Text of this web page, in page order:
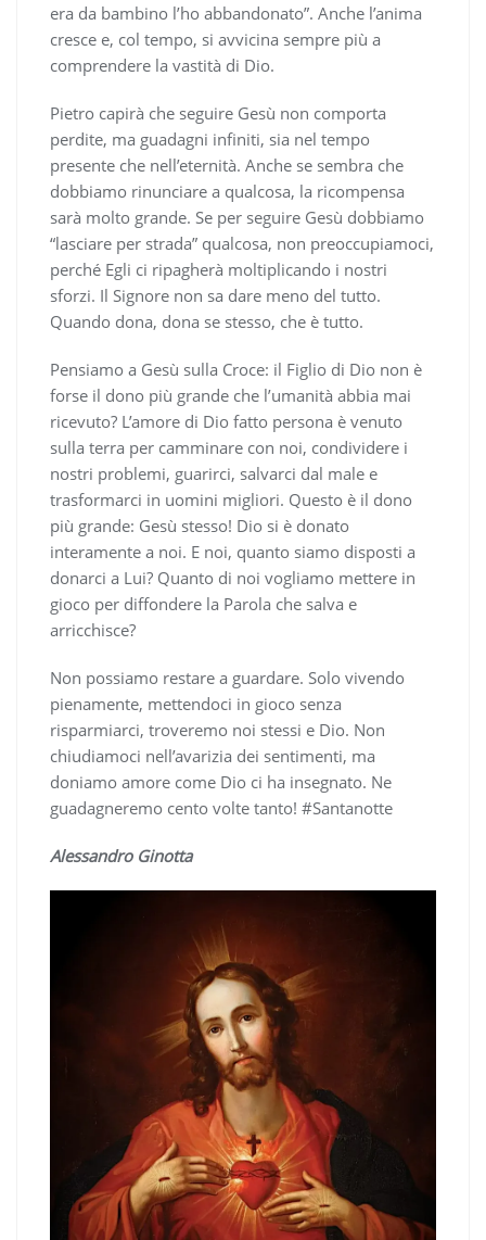
era da bambino l’ho abbandonato”. Anche l’anima
cresce e, col tempo, si avvicina sempre più a
comprendere la vastità di Dio.
Pietro capirà che seguire Gesù non comporta
perdite, ma guadagni infiniti, sia nel tempo
presente che nell’eternità. Anche se sembra che
dobbiamo rinunciare a qualcosa, la ricompensa
sarà molto grande. Se per seguire Gesù dobbiamo
“lasciare per strada” qualcosa, non preoccupiamoci,
perché Egli ci ripagherà moltiplicando i nostri
sforzi. Il Signore non sa dare meno del tutto.
Quando dona, dona se stesso, che è tutto.
Pensiamo a Gesù sulla Croce: il Figlio di Dio non è
forse il dono più grande che l’umanità abbia mai
ricevuto? L’amore di Dio fatto persona è venuto
sulla terra per camminare con noi, condividere i
nostri problemi, guarirci, salvarci dal male e
trasformarci in uomini migliori. Questo è il dono
più grande: Gesù stesso! Dio si è donato
interamente a noi. E noi, quanto siamo disposti a
donarci a Lui? Quanto di noi vogliamo mettere in
gioco per diffondere la Parola che salva e
arricchisce?
Non possiamo restare a guardare. Solo vivendo
pienamente, mettendoci in gioco senza
risparmiarci, troveremo noi stessi e Dio. Non
chiudiamoci nell’avarizia dei sentimenti, ma
doniamo amore come Dio ci ha insegnato. Ne
guadagneremo cento volte tanto! #Santanotte
Alessandro Ginotta